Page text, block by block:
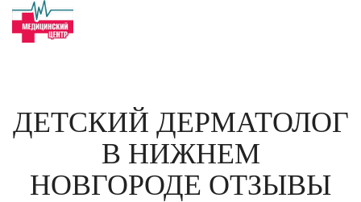
ДЕТСКИЙ ДЕРМАТОЛОГ
В НИЖНЕМ
НОВГОРОДЕ ОТЗЫВЫ